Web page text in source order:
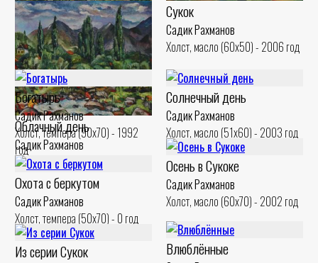
Сукок
Садик Рахманов
Холст, масло (60x50) - 2006 год
Тополя Сукока
Садик Рахманов
Холст, масло (50x60) - 2000 год
Облачный день
Садик Рахманов
Холст, масло (50x60) - 2000 год
Солнечный день
Садик Рахманов
Холст, масло (51x60) - 2003 год
Богатырь
Садик Рахманов
Холст, темпера (90x70) - 1992
год
Осень в Сукоке
Садик Рахманов
Холст, масло (60x70) - 2002 год
Охота с беркутом
Садик Рахманов
Холст, темпера (50x70) - 0 год
Влюблённые
Из серии Сукок